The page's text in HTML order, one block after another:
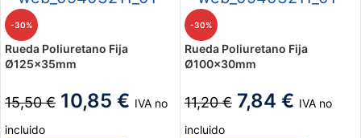
-30%
Rueda Poliuretano Fija
Ø125x35mm
15,50€ 10,85 € IVA no
incluido
-30%
Rueda Poliuretano Fija
Ø100x30mm
11,20€ 7,84 € IVA no
incluido